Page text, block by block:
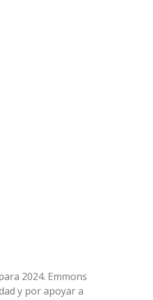
2024. Emmons
y por apoyar a